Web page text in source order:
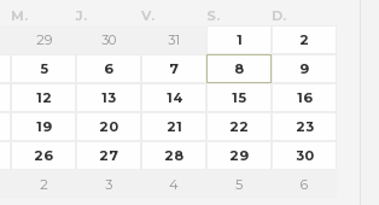
M. J. V. S.
D.
29 30 31 1
2
5 6 7 8
9
12 13 14 15
16
19 20 21 22
23
26 27 28 29
30
2 3 4 5 6